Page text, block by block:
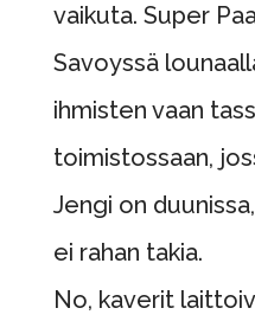
vaikuta. Super
Savoyssä
ihmisten vaan
toimistossaan,
Jengi on
ei rahan takia.
No, kaverit